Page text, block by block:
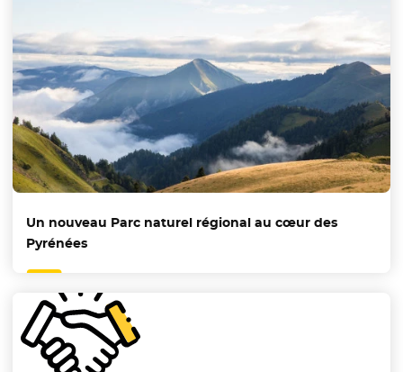
Un nouveau Parc naturel régional au cœur des
Pyrénées